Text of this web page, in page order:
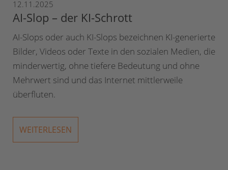
12.11.2025
AI-Slop – der KI-Schrott
AI-Slops oder auch KI-Slops bezeichnen KI-generierte
Bilder, Videos oder Texte in den sozialen Medien, die
minderwertig, ohne tiefere Bedeutung und ohne
Mehrwert sind und das Internet mittlerweile
überfluten.
WEITERLESEN